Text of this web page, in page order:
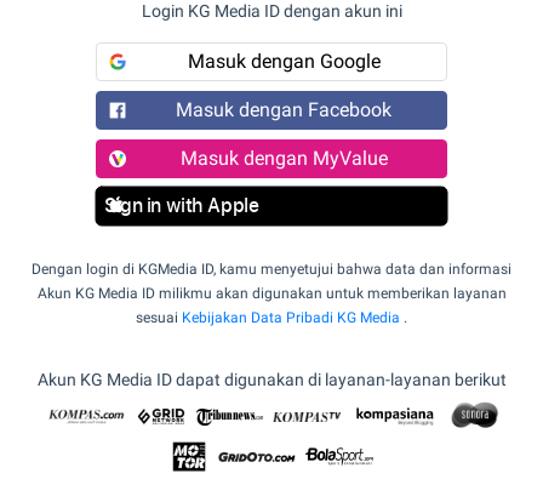
Login KG Media ID dengan akun ini
Masuk dengan Google
Masuk dengan Facebook
Masuk dengan MyValue
Sign in with Apple
Dengan login di KGMedia ID, kamu menyetujui bahwa data dan informasi
Akun KG Media ID milikmu akan digunakan untuk memberikan layanan
sesuai Kebijakan Data Pribadi KG Media .
Akun KG Media ID dapat digunakan di layanan-layanan berikut